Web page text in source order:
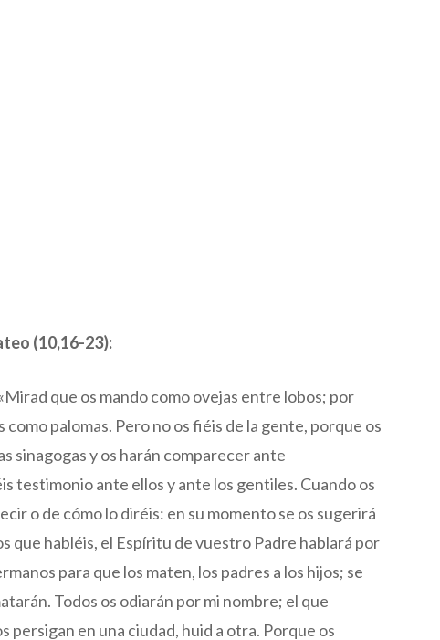
(10,16-23):
que os mando como ovejas entre lobos; por
palomas. Pero no os fiéis de la gente, porque os
sinagogas y os harán comparecer ante
testimonio ante ellos y ante los gentiles. Cuando os
o de cómo lo diréis: en su momento se os sugerirá
que habléis, el Espíritu de vuestro Padre hablará por
para que los maten, los padres a los hijos; se
Todos os odiarán por mi nombre; el que
persigan en una ciudad, huid a otra. Porque os